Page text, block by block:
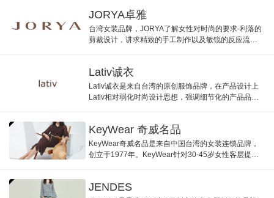
JORYA卓雅
台湾女装品牌，JORYA了解女性对时尚的要求-利落的
剪裁设计，讲求精致的手工制作以及敏锐的反应流行
Lativ诚衣
Lativ诚衣是来自台湾的原创服饰品牌，在产品设计上
Lativ相对弱化时尚设计思想，强调细节化的产品品
KeyWear 奇威名品
KeyWear奇威名品是来自中国台湾的女装连锁品牌，
创立于1977年。KeyWear针对30-45岁女性客层提供
休闲等任何场合皆合
JENDES